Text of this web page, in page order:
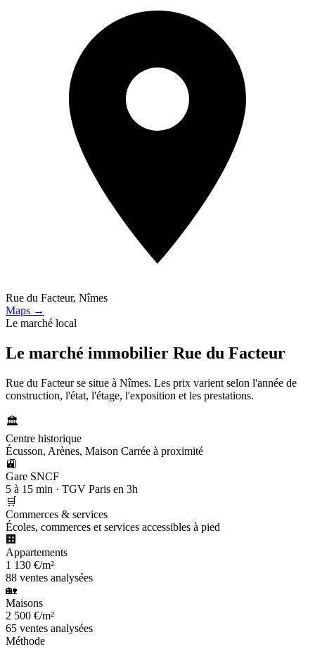
Rue du Facteur, Nîmes
Maps →
Le marché local
Le marché immobilier Rue du Facteur
Rue du Facteur se situe à Nîmes. Les prix varient selon l'année de
construction, l'état, l'étage, l'exposition et les prestations.
🏛️
Centre historique
Écusson, Arènes, Maison Carrée à proximité
🚉
Gare SNCF
5 à 15 min · TGV Paris en 3h
🛒
Commerces & services
Écoles, commerces et services accessibles à pied
🏢
Appartements
1 130 €/m²
88 ventes analysées
🏡
Maisons
2 500 €/m²
65 ventes analysées
Méthode